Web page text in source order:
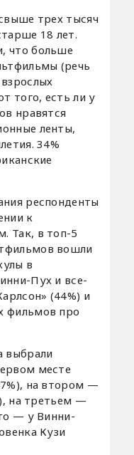
трех тысяч
18 лет.
что больше
(речь
того, есть ли у
нравятся
ленты,
34%
респонденты
к
Так, в топ-5
вошли
в
Пух и все-
(44%) и
фильмов про
выбрали
месте
на втором —
на третьем —
— у Винни-
Кузи